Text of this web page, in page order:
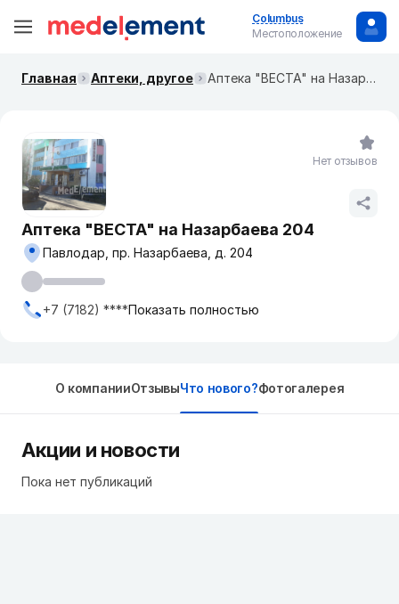
Columbus
Местоположение
Главная Аптеки, другое Аптека "ВЕСТА" на Назарбаева 204
Аптека "ВЕСТА" на Назарбаева 204
Павлодар, пр. Назарбаева, д. 204
+7 (7182) ****Показать полностью
Нет отзывов
О компанииОтзывыЧто нового?Фотогалерея
Акции и новости
Пока нет публикаций